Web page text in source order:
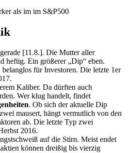
[11.8.]. Die Mutter aller
heftig. Ein größerer „Dip“ eben.
belanglos für Investoren. Die letzte 1er
Kaliber. Da dürften auch
Wer klug handelt, findet
. Ob sich der aktuelle Dip
mausert, hängt vermutlich von den
ab. Die letzte Typ zwei
2016.
auf die Stirn. Meist endet
können dreißig bis vierzig